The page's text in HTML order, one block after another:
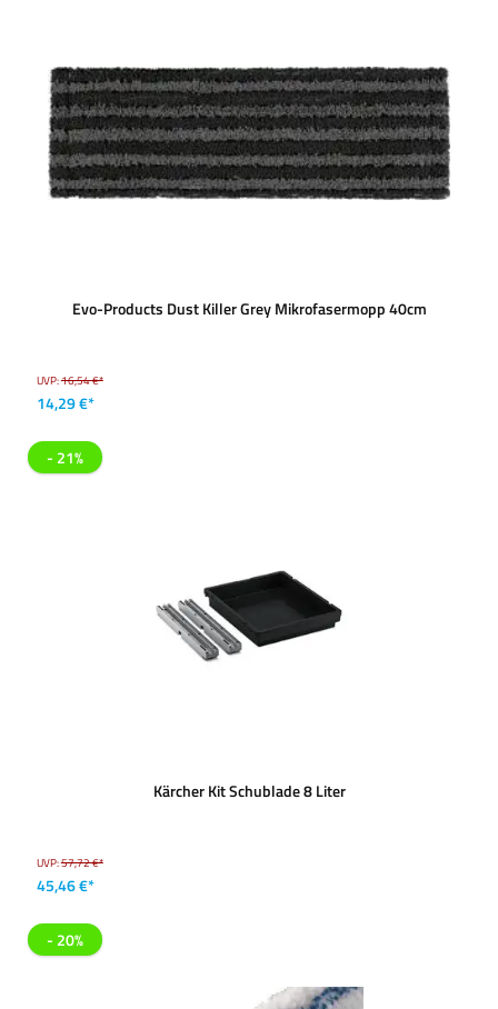
Evo-Products Dust Killer Grey Mikrofasermopp 40cm
UVP:16,54 €*
14,29 €*
- 21%
Kärcher Kit Schublade 8 Liter
UVP:57,72 €*
45,46 €*
- 20%